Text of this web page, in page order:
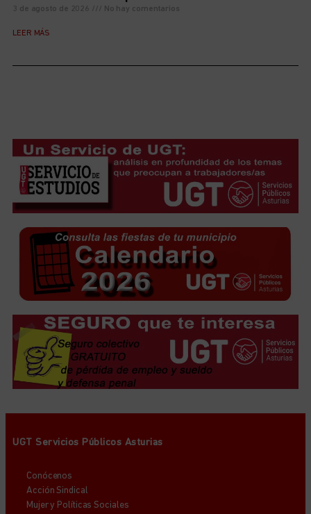
3 de agosto de 2026 No hay comentarios
LEER MÁS
UGT Servicios Públicos Asturias
Conócenos
Acción Sindical
Mujer y Políticas Sociales